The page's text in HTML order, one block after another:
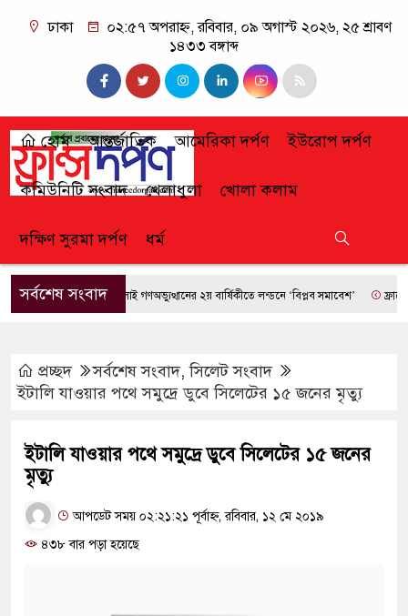
ঢাকা
০২:৫৭ অপরাহ্ন, রবিবার, ০৯ অগাস্ট ২০২৬, ২৫ শ্রাবণ
১৪৩৩ বঙ্গাব্দ
হোম আন্তর্জাতিক আমেরিকা দর্পণ ইউরোপ দর্পণ
কমিউনিটি সংবাদ খেলাধুলা খোলা কলাম
দক্ষিণ সুরমা দর্পণ ধর্ম
সর্বশেষ সংবাদজুলাই গণঅভ্যুত্থানের ২য় বার্ষিকীতে লন্ডনে ‘বিপ্লব সমাবেশ’ ফ্রান্সে
প্রচ্ছদ সর্বশেষ সংবাদ,সিলেট সংবাদ
ইটালি যাওয়ার পথে সমুদ্রে ডুবে সিলেটের ১৫ জনের মৃত্যু
ইটালি যাওয়ার পথে সমুদ্রে ডুবে সিলেটের ১৫ জনের
মৃত্যু
আপডেট সময় ০২:২১:২১ পূর্বাহ্ন, রবিবার, ১২ মে ২০১৯
৪৩৮ বার পড়া হয়েছে